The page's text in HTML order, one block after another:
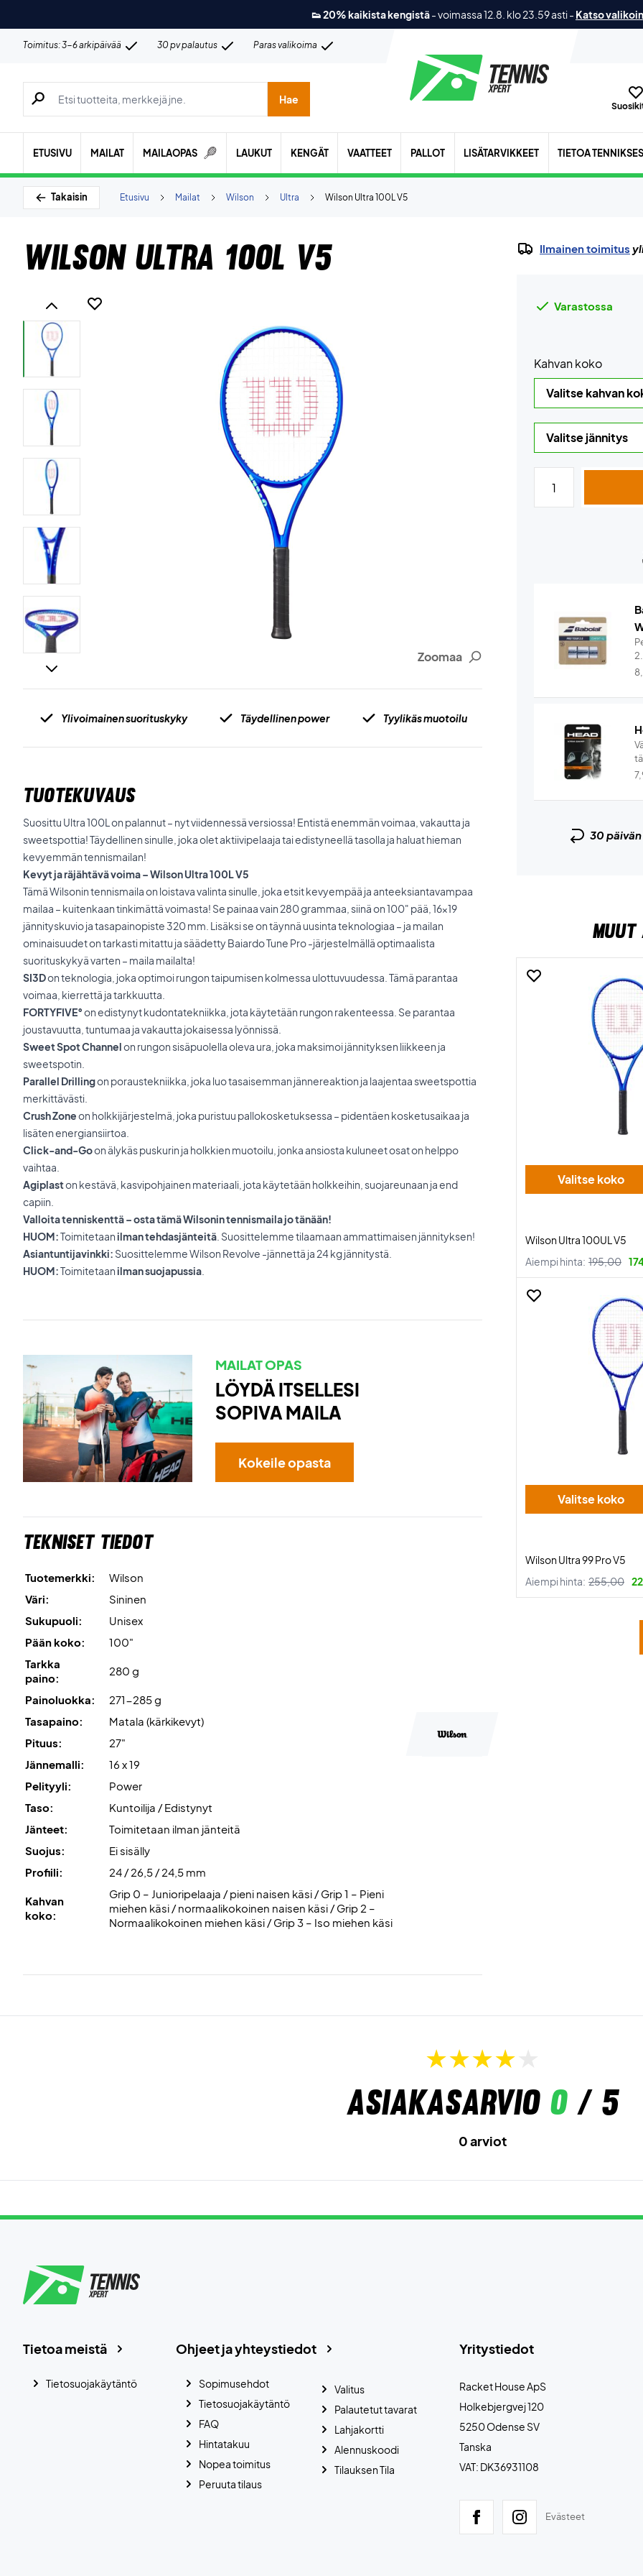
👟 20% kaikista kengistä-voimassa 12.8. klo 23.59 asti- Katso
Toimitus: 3-6 arkipäivää 30 pv palautus Paras valikoima
Hae tuotteita, merkkejä jne.
Hae
ETUSIVU MAILAT MAILAOPAS LAUKUT KENGÄT VAATTEET PALLOT LISÄTARVIKKEET TIETOA
Takaisin Wilson Ultra 100L V5
Ultra
Wilson
Mailat
Etusivu
Wilson Ultra 100L V5
Zoomaa
Ylivoimainen suorituskyky Täydellinen power Tyylikäs muotoilu
TUOTEKUVAUS
Suosittu Ultra 100L on palannut – nyt viidennessä versiossa! Entistä enemmän voimaa, vakautta ja
sweetspottia! Täydellinen sinulle, joka olet aktiivipelaaja tai edistyneellä tasolla ja haluat hieman
kevyemmän tennismailan!
Kevyt ja räjähtävä voima –Wilson Ultra 100L V5
Tämä Wilsonin tennismaila on loistava valinta sinulle, joka etsit kevyempää ja anteeksiantavampaa
mailaa – kuitenkaan tinkimättä voimasta! Se painaa vain 280 grammaa, siinä on 100" pää, 16x19
jännityskuvio ja tasapainopiste 320 mm. Lisäksi se on täynnä uusinta teknologiaa – ja mailan
ominaisuudet on tarkasti mitattu ja säädetty Baiardo Tune Pro -järjestelmällä optimaalista
suorituskykyä varten – maila mailalta!
SI3Don teknologia, joka optimoi rungon taipumisen kolmessa ulottuvuudessa. Tämä parantaa
voimaa, kierrettä ja tarkkuutta.
FORTYFIVE°on edistynyt kudontatekniikka, jota käytetään rungon rakenteessa. Se parantaa
joustavuutta, tuntumaa ja vakautta jokaisessa lyönnissä.
Sweet Spot Channelon rungon sisäpuolella oleva ura, joka maksimoi jännityksen liikkeen ja
sweetspotin.
Parallel Drillingon poraustekniikka, joka luo tasaisemman jännereaktion ja laajentaa sweetspottia
merkittävästi.
Crush Zoneon holkkijärjestelmä, joka puristuu pallokosketuksessa – pidentäen kosketusaikaa ja
lisäten energiansiirtoa.
Click-and-Goon älykäs puskurin ja holkkien muotoilu, jonka ansiosta kuluneet osat on helppo
vaihtaa.
Agiplaston kestävä, kasvipohjainen materiaali, jota käytetään holkkeihin, suojareunaan ja end
capiin.
Valloita tenniskenttä – osta tämä Wilsonin tennismaila jo tänään!
HUOM:Toimitetaanilman tehdasjänteitä . Suosittelemme tilaamaan ammattimaisen jännityksen!
Asiantuntijavinkki: Suosittelemme Wilson Revolve -jännettä ja 24 kg jännitystä.
HUOM:Toimitetaanilman suojapussia
MAILAT OPAS
LÖYDÄ ITSELLESI
SOPIVA MAILA
Kokeile opasta
Tekniset tiedot
Tuotemerkki:
Wilson
Väri:
Sininen
Sukupuoli:
Unisex
Pään koko:
100"
Tarkka
paino:
280 g
Painoluokka:
271-285 g
Tasapaino:
Matala (kärkikevyt)
Pituus:
27"
Jännemalli:
16 x 19
Pelityyli:
Power
Taso:
Kuntoilija / Edistynyt
Jänteet:
Toimitetaan ilman jänteitä
Suojus:
Ei sisälly
Profiili:
24 / 26,5 / 24,5 mm
Kahvan
koko:
Grip 0 – Junioripelaaja / pieni naisen käsi / Grip 1 – Pieni
miehen käsi / normaalikokoinen naisen käsi / Grip 2 –
Normaalikokoinen miehen käsi / Grip 3 – Iso miehen käsi
Ilmainen toimitus
Varastossa
Kahvan koko
30 päivän
MUUT
Valitse koko
Wilson Ultra 100UL V5
Aiempi hinta: 195,00
Valitse koko
Wilson Ultra 99 Pro V5
Aiempi hinta: 255,00
Asiakasarvio 0/ 5
0 arviot
Yritystiedot
Racket House ApS
Holkebjergvej 120
5250 Odense SV
Tanska
VAT: DK36931108
Evästeet
Ohjeet ja yhteystiedot
Sopimusehdot
Tietosuojakäytäntö
FAQ
Hintatakuu
Nopea toimitus
Peruuta tilaus
Valitus
Palautetut tavarat
Lahjakortti
Alennuskoodi
Tilauksen Tila
Tietoa meistä
Tietosuojakäytäntö